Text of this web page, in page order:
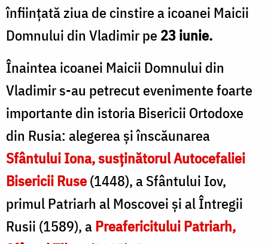
înființată ziua de cinstire a icoanei Maicii
Domnului din Vladimir pe23 iunie.
Înaintea icoanei Maicii Domnului din
Vladimir s-au petrecut evenimente foarte
importante din istoria Bisericii Ortodoxe
din Rusia: alegerea și înscăunarea
Sfântului Iona, susținătorul Autocefaliei
Bisericii Ruse(1448), a Sfântului Iov,
primul Patriarh al Moscovei și al Întregii
Rusii (1589), aPreafericitului Patriarh,